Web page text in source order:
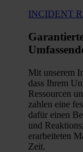
INCIDENT
Mit unserem
dass Ihrem
Ressourcen
zahlen eine
dafür einen
und
erarbeiteten
Zeit.